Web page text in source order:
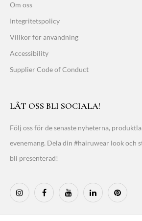
Om oss
Integritetspolicy
Villkor för användning
Accessibility
Supplier Code of Conduct
LÅT OSS BLI SOCIALA!
Följ oss för de senaste nyheterna,
evenemang. Dela din #hairuwear look och
bli presenterad!